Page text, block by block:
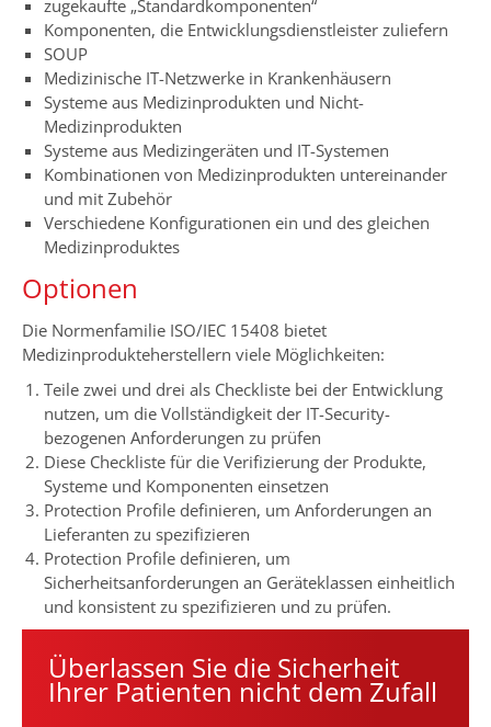
zugekaufte „Standardkomponenten“
Komponenten, die Entwicklungsdienstleister zuliefern
SOUP
Medizinische IT-Netzwerke in Krankenhäusern
Systeme aus Medizinprodukten und Nicht-
Medizinprodukten
Systeme aus Medizingeräten und IT-Systemen
Kombinationen von Medizinprodukten untereinander
und mit Zubehör
Verschiedene Konfigurationen ein und des gleichen
Medizinproduktes
Optionen
Die Normenfamilie ISO/IEC 15408 bietet
Medizinprodukteherstellern viele Möglichkeiten:
Teile zwei und drei als Checkliste bei der Entwicklung
nutzen, um die Vollständigkeit der IT-Security-
bezogenen Anforderungen zu prüfen
Diese Checkliste für die Verifizierung der Produkte,
Systeme und Komponenten einsetzen
Protection Profile definieren, um Anforderungen an
Lieferanten zu spezifizieren
Protection Profile definieren, um
Sicherheitsanforderungen an Geräteklassen einheitlich
und konsistent zu spezifizieren und zu prüfen.
Überlassen Sie die Sicherheit
Ihrer Patienten nicht dem Zufall